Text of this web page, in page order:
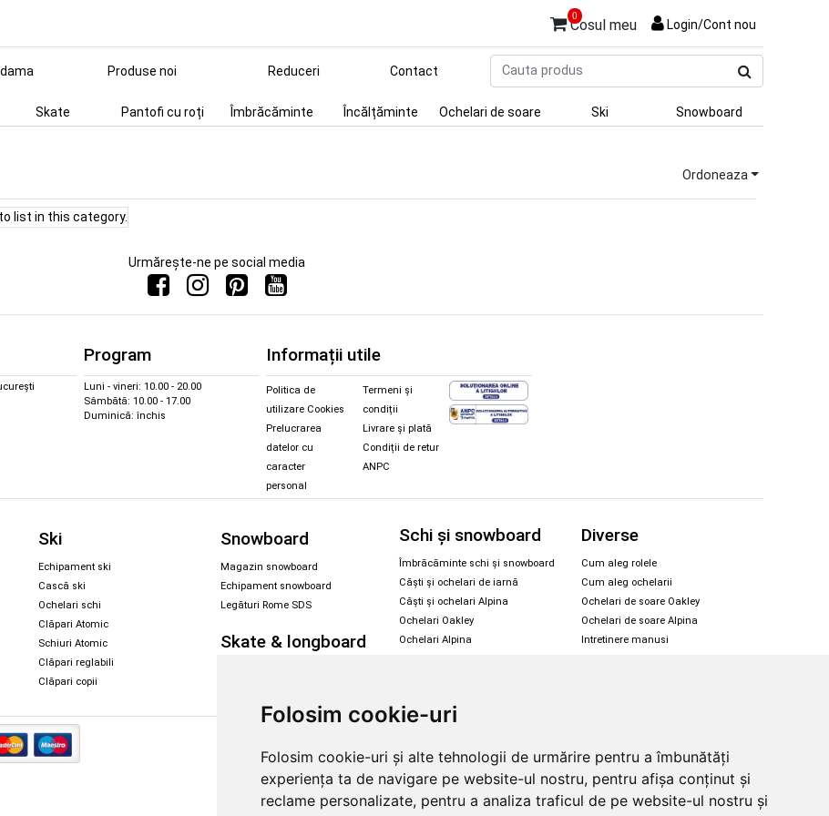
Folosim cookie-uri
Folosim cookie-uri și alte tehnologii de urmărire pentru a îmbunătăți
experiența ta de navigare pe website-ul nostru, pentru afișa conținut și
reclame personalizate, pentru a analiza traficul de pe website-ul nostru și
0
Cosul meu Login/Cont nou
produs
Produse noi Reduceri Contact
Skate Pantofi cu roți Îmbrăcăminte Încălțăminte Ochelari de soare Ski Snowboard
Ordoneaza
list in this category.
Urmărește-ne pe social media
Program
Luni - vineri: 10.00 - 20.00
Sâmbătă: 10.00 - 17.00
Duminică: închis
Informații utile
Politica de
utilizare Cookies
Prelucrarea
datelor cu
caracter
personal
Termeni și
condiții
Livrare și plată
Condiții de retur
ANPC
Ski
Echipament ski
Cască ski
Ochelari schi
Clăpari Atomic
Schiuri Atomic
Clăpari reglabili
Clăpari copii
Snowboard
Magazin snowboard
Echipament snowboard
Legături Rome SDS
Skate & longboard
Schi și snowboard
Îmbrăcăminte schi și snowboard
Căști și ochelari de iarnă
Căști și ochelari Alpina
Ochelari Oakley
Ochelari Alpina
Diverse
Cum aleg rolele
Cum aleg ochelarii
Ochelari de soare Oakley
Ochelari de soare Alpina
Intretinere manusi